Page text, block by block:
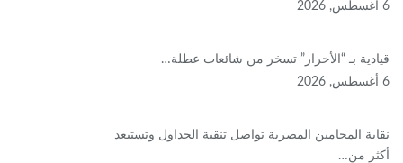
6 أغسطس, 2026
قيادية بـ “الأحرار” تسخر من شائعات عطلة…
6 أغسطس, 2026
نقابة المحامين المصرية تواصل تنقية الجداول وتستبعد
أكثر من…